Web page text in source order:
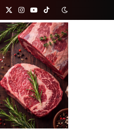
X
(Twitter)
Instagram
YouTubeTikTok